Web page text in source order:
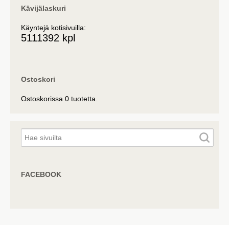
Kävijälaskuri
Käyntejä kotisivuilla:
5111392 kpl
Ostoskori
Ostoskorissa 0 tuotetta.
FACEBOOK